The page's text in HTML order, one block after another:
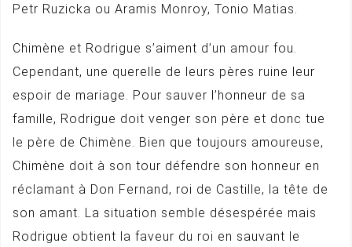
Petr Ruzicka ou Aramis Monroy, Tonio Matias.
Chimène et Rodrigue s’aiment d’un amour fou.
Cependant, une querelle de leurs pères ruine leur
espoir de mariage. Pour sauver l’honneur de sa
famille, Rodrigue doit venger son père et donc tue
le père de Chimène. Bien que toujours amoureuse,
Chimène doit à son tour défendre son honneur en
réclamant à Don Fernand, roi de Castille, la tête de
son amant. La situation semble désespérée mais
Rodrigue obtient la faveur du roi en sauvant le